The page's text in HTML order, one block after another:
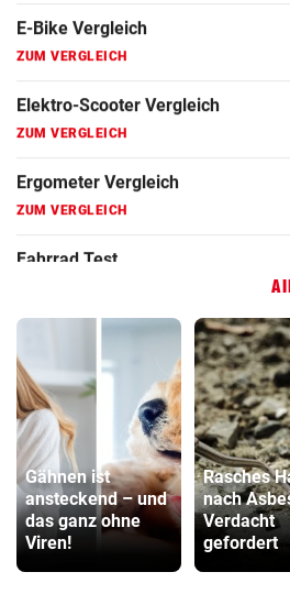
Fahrradanhänger Vergleich
ZUM VERGLEICH
Faszienrolle Vergleich
ZUM VERGLEICH
Hoverboard Vergleich
ZUM VERGLEICH
Kinderfahrrad Vergleich
Gähnen ist
ansteckend – und
das ganz ohne
Viren!
Rasches
nach
Verdacht
gefordert